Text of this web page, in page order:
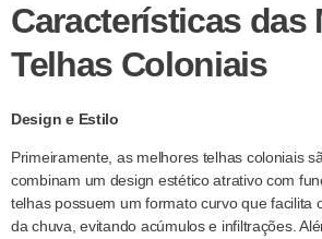
Características das
Telhas Coloniais
Design e Estilo
Primeiramente, as melhores telhas coloniais
combinam um design estético atrativo com
telhas possuem um formato curvo que facilita
da chuva, evitando acúmulos e infiltrações.